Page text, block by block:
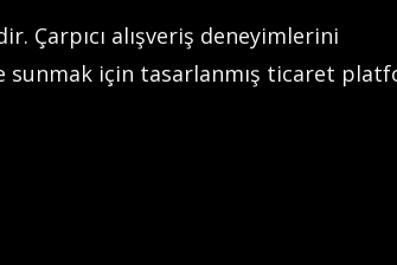
Çarpıcı alışveriş deneyimlerini
sunmak için tasarlanmış ticaret